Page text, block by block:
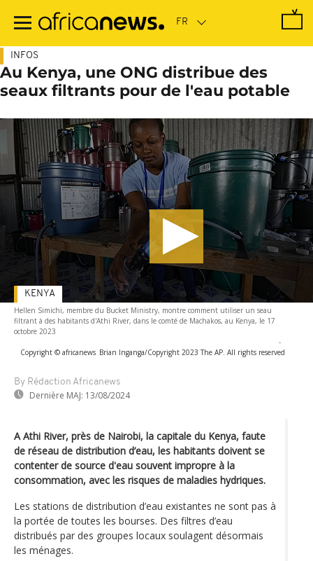
contenu
INFOS
Au Kenya, une ONG distribue des
seaux filtrants pour de l'eau potable
Hellen Simichi, membre du Bucket Ministry, montre comment utiliser un seau
filtrant à des habitants d'Athi River, dans le comté de Machakos, au Kenya, le 17
octobre 2023
-
Copyright © africanews Brian Inganga/Copyright 2023 The AP. All rights reserved
By Rédaction Africanews
Dernière MAJ: 13/08/2024
KENYA
A Athi River, près de Nairobi, la capitale du Kenya, faute
de réseau de distribution d’eau, les habitants doivent se
contenter de source d'eau souvent impropre à la
consommation, avec les risques de maladies hydriques.
Les stations de distribution d’eau existantes ne sont pas à
la portée de toutes les bourses. Des filtres d’eau
distribués par des groupes locaux soulagent désormais
les ménages.